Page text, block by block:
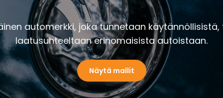
automerkki, joka tunnetaan
laatusuhteeltaan erinomaisista autoistaan.
Näytä mallit